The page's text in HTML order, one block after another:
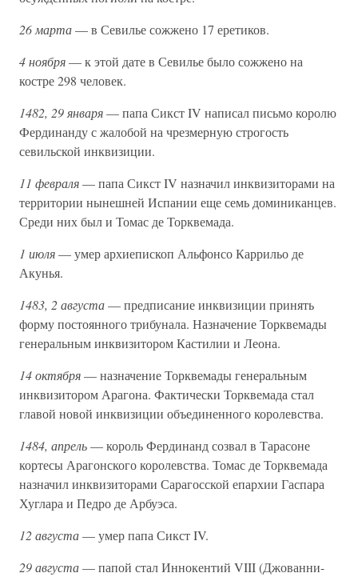
26 марта— в Севилье сожжено 17 еретиков.
4 ноября— к этой дате в Севилье было сожжено на
костре 298 человек.
1482, 29 января— папа Сикст IV написал письмо королю
Фердинанду с жалобой на чрезмерную строгость
севильской инквизиции.
11 февраля— папа Сикст IV назначил инквизиторами на
территории нынешней Испании еще семь доминиканцев.
Среди них был и Томас де Торквемада.
1 июля— умер архиепископ Альфонсо Каррильо де
Акунья.
1483, 2 августа— предписание инквизиции принять
форму постоянного трибунала. Назначение Торквемады
генеральным инквизитором Кастилии и Леона.
14 октября— назначение Торквемады генеральным
инквизитором Арагона. Фактически Торквемада стал
главой новой инквизиции объединенного королевства.
1484, апрель— король Фердинанд созвал в Тарасоне
кортесы Арагонского королевства. Томас де Торквемада
назначил инквизиторами Сарагосской епархии Гаспара
Хуглара и Педро де Арбуэса.
12 августа— умер папа Сикст IV.
29 августа— папой стал Иннокентий VIII (Джованни-